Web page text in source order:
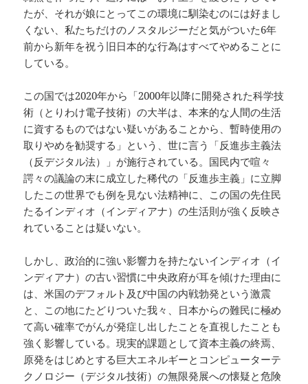
たが、それが娘にとってこの環境に馴染むのには好まし
くない、私たちだけのノスタルジーだと気がついた6年
前から新年を祝う旧日本的な行為はすべてやめることに
している。
この国では2020年から「2000年以降に開発された科学技
術（とりわけ電子技術）の大半は、本来的な人間の生活
に資するものではない疑いがあることから、暫時使用の
取りやめを勧奨する」という、世に言う「反進歩主義法
（反デジタル法）」が施行されている。国民内で喧々
諤々の議論の末に成立した稀代の「反進歩主義」に立脚
したこの世界でも例を見ない法精神に、この国の先住民
たるインディオ（インディアナ）の生活則が強く反映さ
れていることは疑いない。
しかし、政治的に強い影響力を持たないインディオ（イ
ンディアナ）の古い習慣に中央政府が耳を傾けた理由に
は、米国のデフォルト及び中国の内戦勃発という激震
と、この地にたどりついた我々、日本からの難民に極め
て高い確率でがんが発症し出したことを直視したことも
強く影響している。現実的課題として資本主義の終焉、
原発をはじめとする巨大エネルギーとコンピューターテ
クノロジー（デジタル技術）の無限発展への懐疑と危険